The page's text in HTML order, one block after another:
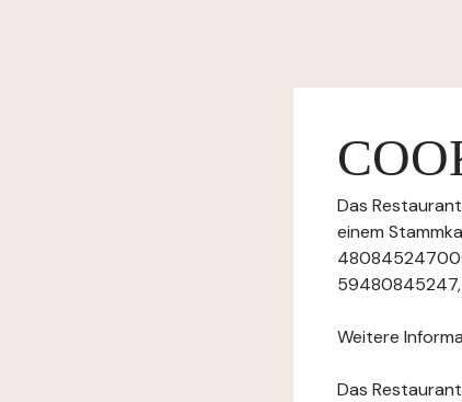
Das
einem
59480845247,
Weitere
Das